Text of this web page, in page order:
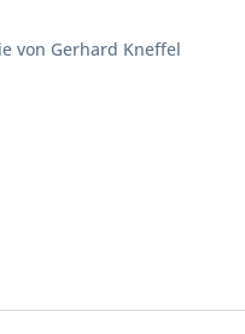
von Gerhard Kneffel